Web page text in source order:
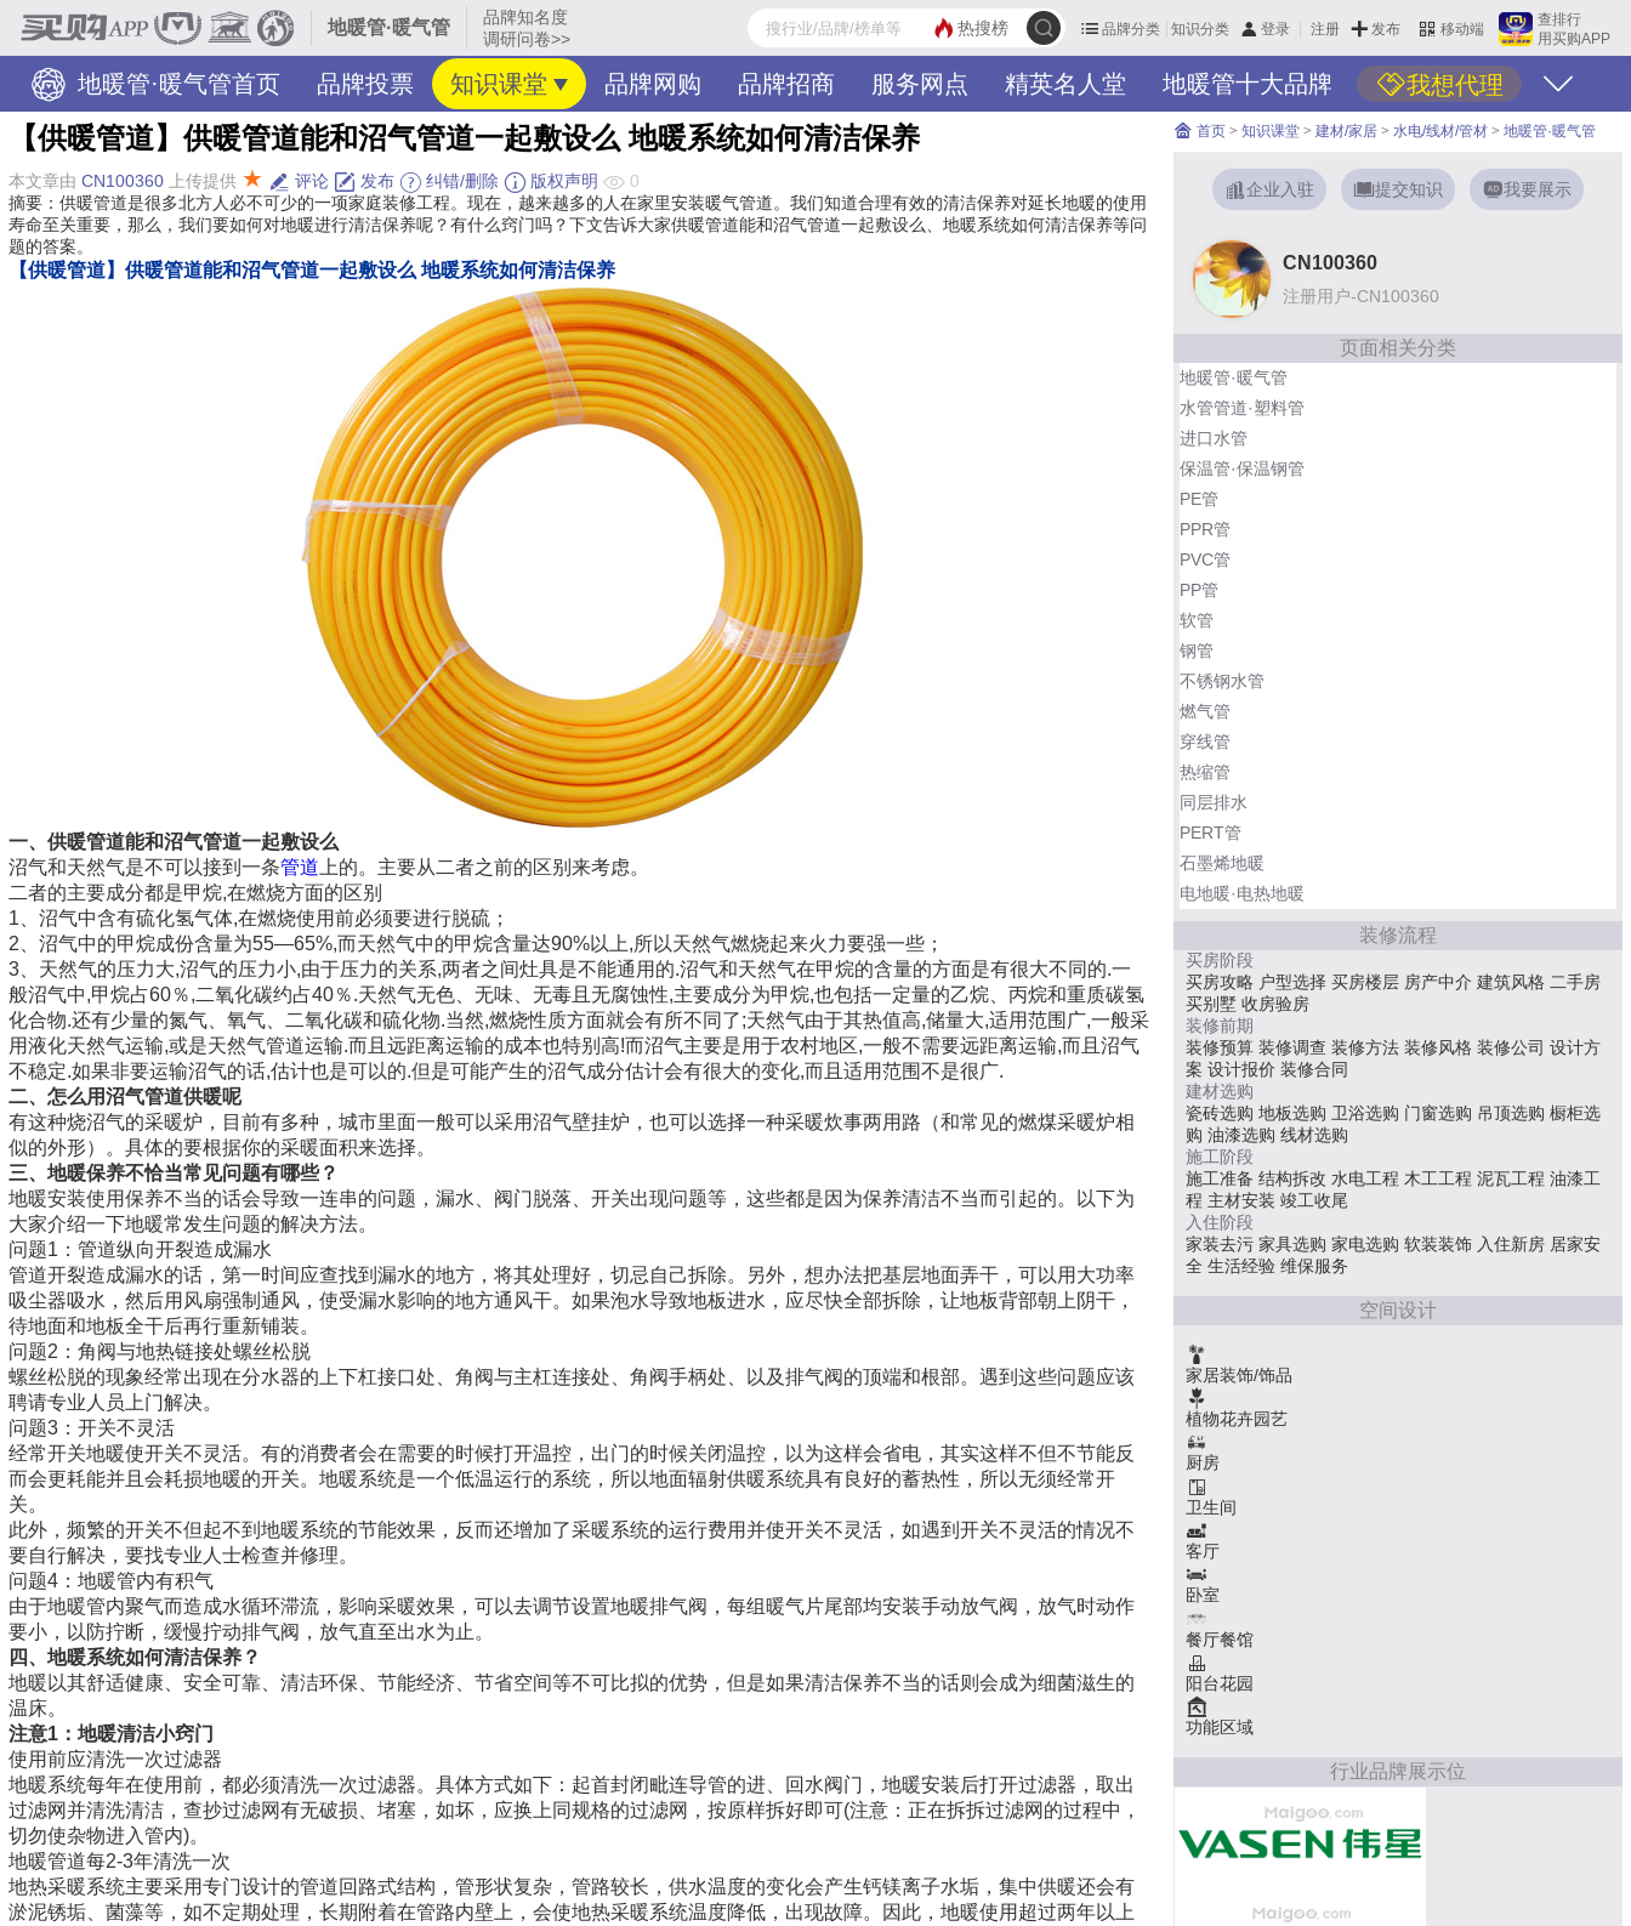
地暖管·暖气管
品牌知名度
调研问卷>>
品牌分类 知识分类 登录 注册 发布 移动端
查排行
用买购APP
热搜榜
地暖管·暖气管首页 品牌投票 知识课堂 品牌网购 品牌招商 服务网点 精英名人堂 我想代理
地暖管十大品牌
【供暖管道】供暖管道能和沼气管道一起敷设么 地暖系统如何清洁保养
本文章由 CN100360 上传提供 ★ 评论 发布 纠错/删除 版权声明
0
摘要：供暖管道是很多北方人必不可少的一项家庭装修工程。现在，越来越多的人在家里安装暖气管道。我们知道合理有效的清洁保养对延长地暖的使用
寿命至关重要，那么，我们要如何对地暖进行清洁保养呢？有什么窍门吗？下文告诉大家供暖管道能和沼气管道一起敷设么、地暖系统如何清洁保养等问
题的答案。
【供暖管道】供暖管道能和沼气管道一起敷设么 地暖系统如何清洁保养
一、供暖管道能和沼气管道一起敷设么
沼气和天然气是不可以接到一条管道 上的。主要从二者之前的区别来考虑。
二者的主要成分都是甲烷,在燃烧方面的区别
1、沼气中含有硫化氢气体,在燃烧使用前必须要进行脱硫；
2、沼气中的甲烷成份含量为55—65%,而天然气中的甲烷含量达90%以上,所以天然气燃烧起来火力要强一些；
3、天然气的压力大,沼气的压力小,由于压力的关系,两者之间灶具是不能通用的.沼气和天然气在甲烷的含量的方面是有很大不同的.一
般沼气中,甲烷占60％,二氧化碳约占40％.天然气无色、无味、无毒且无腐蚀性,主要成分为甲烷,也包括一定量的乙烷、丙烷和重质碳氢
化合物.还有少量的氮气、氧气、二氧化碳和硫化物.当然,燃烧性质方面就会有所不同了;天然气由于其热值高,储量大,适用范围广,一般采
用液化天然气运输,或是天然气管道运输.而且远距离运输的成本也特别高!而沼气主要是用于农村地区,一般不需要远距离运输,而且沼气
不稳定.如果非要运输沼气的话,估计也是可以的.但是可能产生的沼气成分估计会有很大的变化,而且适用范围不是很广.
二、怎么用沼气管道供暖呢
有这种烧沼气的采暖炉，目前有多种，城市里面一般可以采用沼气壁挂炉，也可以选择一种采暖炊事两用路（和常见的燃煤采暖炉相
似的外形）。具体的要根据你的采暖面积来选择。
三、地暖保养不恰当常见问题有哪些？
地暖安装使用保养不当的话会导致一连串的问题，漏水、阀门脱落、开关出现问题等，这些都是因为保养清洁不当而引起的。以下为
大家介绍一下地暖常发生问题的解决方法。
问题1：管道纵向开裂造成漏水
管道开裂造成漏水的话，第一时间应查找到漏水的地方，将其处理好，切忌自己拆除。另外，想办法把基层地面弄干，可以用大功率
吸尘器吸水，然后用风扇强制通风，使受漏水影响的地方通风干。如果泡水导致地板进水，应尽快全部拆除，让地板背部朝上阴干，
待地面和地板全干后再行重新铺装。
问题2：角阀与地热链接处螺丝松脱
螺丝松脱的现象经常出现在分水器的上下杠接口处、角阀与主杠连接处、角阀手柄处、以及排气阀的顶端和根部。遇到这些问题应该
聘请专业人员上门解决。
问题3：开关不灵活
经常开关地暖使开关不灵活。有的消费者会在需要的时候打开温控，出门的时候关闭温控，以为这样会省电，其实这样不但不节能反
而会更耗能并且会耗损地暖的开关。地暖系统是一个低温运行的系统，所以地面辐射供暖系统具有良好的蓄热性，所以无须经常开
关。
此外，频繁的开关不但起不到地暖系统的节能效果，反而还增加了采暖系统的运行费用并使开关不灵活，如遇到开关不灵活的情况不
要自行解决，要找专业人士检查并修理。
问题4：地暖管内有积气
由于地暖管内聚气而造成水循环滞流，影响采暖效果，可以去调节设置地暖排气阀，每组暖气片尾部均安装手动放气阀，放气时动作
要小，以防拧断，缓慢拧动排气阀，放气直至出水为止。
四、地暖系统如何清洁保养？
地暖以其舒适健康、安全可靠、清洁环保、节能经济、节省空间等不可比拟的优势，但是如果清洁保养不当的话则会成为细菌滋生的
温床。
注意1：地暖清洁小窍门
使用前应清洗一次过滤器
地暖系统每年在使用前，都必须清洗一次过滤器。具体方式如下：起首封闭毗连导管的进、回水阀门，地暖安装后打开过滤器，取出
过滤网并清洗清洁，查抄过滤网有无破损、堵塞，如坏，应换上同规格的过滤网，按原样拆好即可(注意：正在拆拆过滤网的过程中，
切勿使杂物进入管内)。
地暖管道每2-3年清洗一次
地热采暖系统主要采用专门设计的管道回路式结构，管形状复杂，管路较长，供水温度的变化会产生钙镁离子水垢，集中供暖还会有
淤泥锈垢、菌藻等，如不定期处理，长期附着在管路内壁上，会使地热采暖系统温度降低，出现故障。因此，地暖使用超过两年以上
首页 > 知识课堂 > 建材/家居 > 水电/线材/管材 > 地暖管·暖气管
企业入驻 提交知识 我要展示
CN100360
注册用户-CN100360
页面相关分类
地暖管·暖气管
水管管道·塑料管
进口水管
保温管·保温钢管
PE管
PPR管
PVC管
PP管
软管
钢管
不锈钢水管
燃气管
穿线管
热缩管
同层排水
PERT管
石墨烯地暖
电地暖·电热地暖
装修流程
买房阶段
买房攻略 户型选择 买房楼层 房产中介 建筑风格 二手房
买别墅 收房验房
装修前期
装修预算 装修调查 装修方法 装修风格 装修公司 设计方
案 设计报价 装修合同
建材选购
瓷砖选购 地板选购 卫浴选购 门窗选购 吊顶选购 橱柜选
购 油漆选购 线材选购
施工阶段
施工准备 结构拆改 水电工程 木工工程 泥瓦工程 油漆工
程 主材安装 竣工收尾
入住阶段
家装去污 家具选购 家电选购 软装装饰 入住新房 居家安
全 生活经验 维保服务
空间设计
家居装饰/饰品
植物花卉园艺
厨房
卫生间
客厅
卧室
餐厅餐馆
阳台花园
功能区域
行业品牌展示位